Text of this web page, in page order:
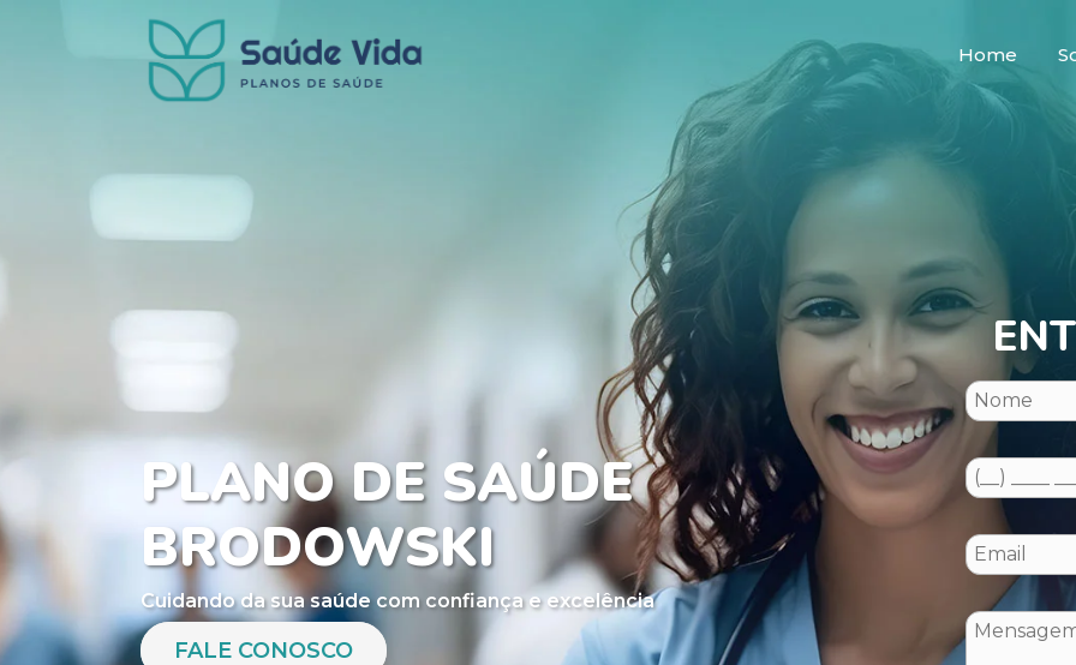
Home
PLANO DE SAÚDE
BRODOWSKI
Cuidando da sua saúde com confiança e excelência
FALE CONOSCO